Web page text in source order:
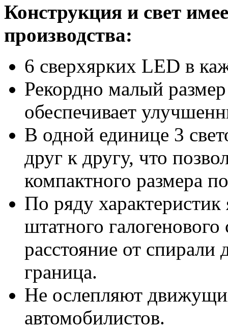
Конструкция и свет
производства:
6 сверхярких LED в
Рекордно малый
обеспечивает
В одной единице 3
друг к другу, что
компактного размера
По ряду
штатного
расстояние от спирали
граница.
Не ослепляют
автомобилистов.